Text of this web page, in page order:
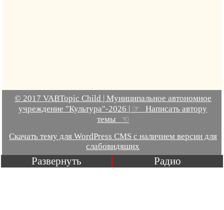
© 2017 VABTopic Child | Муниципальное автономное
учреждение "Культура"-2026 | ☞ Написать автору
темы ☜
Скачать тему для WordPress CMS с наличием версии для
слабовидящих